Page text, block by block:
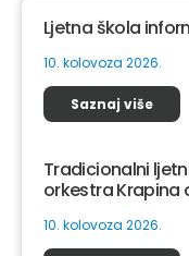
Ljetna škola
10. kolovoza 2026.
Saznaj više
Tradicionalni
orkestra Krapina
10. kolovoza 2026.